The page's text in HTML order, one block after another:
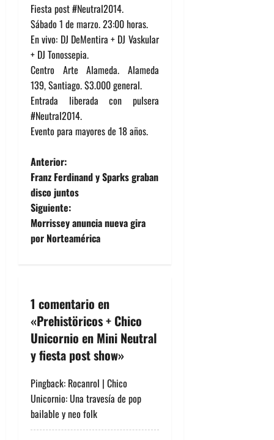
Fiesta post #Neutral2014.
Sábado 1 de marzo. 23:00 horas.
En vivo: DJ DeMentira + DJ Vaskular
+ DJ Tonossepia.
Centro Arte Alameda. Alameda
139, Santiago. $3.000 general.
Entrada liberada con pulsera
#Neutral2014.
Evento para mayores de 18 años.
N
a
v
e
a
c
i
ó
n
d
Anterior:
Franz Ferdinand y Sparks graban
disco juntos
Siguiente:
Morrissey anuncia nueva gira
por Norteamérica
1 comentario en
«Prehistöricos + Chico
Unicornio en Mini Neutral
y fiesta post show»
Pingback: Rocanrol | Chico
Unicornio: Una travesía de pop
bailable y neo folk